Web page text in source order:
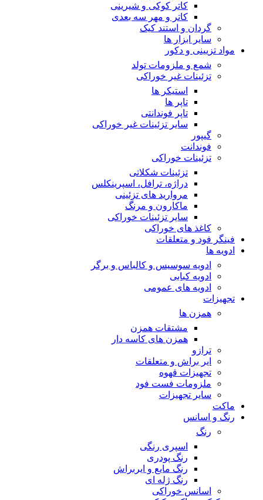
کاتر کوکی و شیرینی
کاتر و مهر سه بعدی
گردان و استند کیک
سایر ابزار ها
مواد تزیینی و دکور
شمع و ملزومات تولد
تزئینات غیر خوراکی
استیکر ها
تاپر ها
تاپر فوندانتی
سایر تزئینات غیر خوراکی
گیپور
فوندانت
تزئینات خوراکی
تزئینات شکلاتی
دراژه، ترافل، اسپرینکلس
مروارید های تزئینی
ماکارون و مرنگ
سایر تزئینات خوراکی
کاغذ های خوراکی
فینگر فود و متعلقات
ادویه ها
ادویه سوسیس و کالباس و برگر
ادویه کبابی
ادویه های عمومی
تجهیزات
همزن ها
مشتقات همزن
همزن های کاسه دار
ترازو
ایر براش و متعلقات
تجهیزات قهوه
ملزومات فست فود
سایر تجهیزات
ماکت
رنگ و اسانس
رنگ
اسپری رنگی
رنگ پودری
رنگ مایع و ایربراش
رنگ ژله ای
اسانس خوراکی